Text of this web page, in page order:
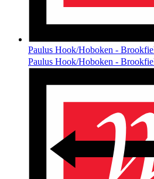
Paulus Hook/Hoboken -
Paulus Hook/Hoboken -